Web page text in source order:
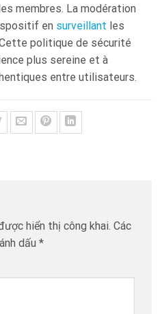
membres. La modération
en surveillant les
politique de sécurité
plus sereine et à
entre utilisateurs.
hiển thị công khai. Các
dấu *